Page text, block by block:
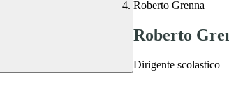
Roberto Grenna
Roberto
Dirigente scolastico